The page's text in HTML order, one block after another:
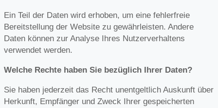
Ein Teil der Daten wird erhoben, um eine fehlerfreie
Bereitstellung der Website zu gewährleisten. Andere
Daten können zur Analyse Ihres Nutzerverhaltens
verwendet werden.
Welche Rechte haben Sie bezüglich Ihrer Daten?
Sie haben jederzeit das Recht unentgeltlich Auskunft über
Herkunft, Empfänger und Zweck Ihrer gespeicherten